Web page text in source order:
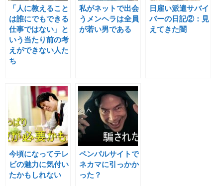
「人に教えること
は誰にでもできる
仕事ではない」と
いう当たり前の考
えができない人た
ち
私がネットで出会
うメンヘラは全員
が若い男である
日雇い派遣サバイ
バーの日記②：見
えてきた闇
今頃になってテレ
ビの魅力に気付い
たかもしれない
ペンパルサイトで
ネカマに引っかか
った？